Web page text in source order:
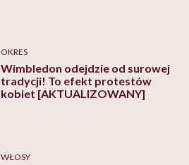
OKRES
Wimbledon odejdzie od surowej
tradycji! To efekt protestów
kobiet [AKTUALIZOWANY]
WŁOSY